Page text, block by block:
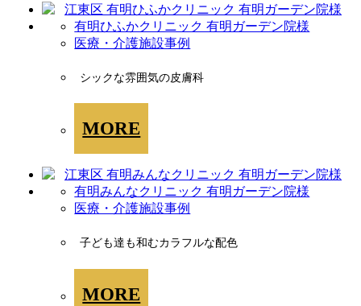
有明ひふかクリニック 有明ガーデン院様
医療・介護施設事例
シックな雰囲気の皮膚科
MORE
有明みんなクリニック 有明ガーデン院様
医療・介護施設事例
子ども達も和むカラフルな配色
MORE